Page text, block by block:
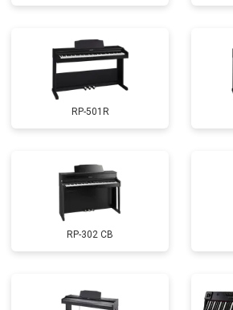
RP-501R
RP-302 CB